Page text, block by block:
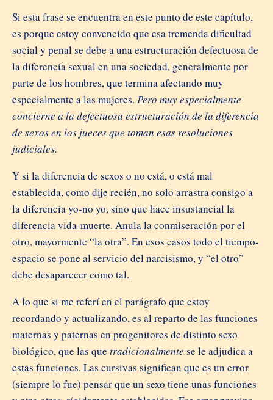
Si esta frase se encuentra en este punto de este capítulo,
es porque estoy convencido que esa tremenda dificultad
social y penal se debe a una estructuración defectuosa de
la diferencia sexual en una sociedad, generalmente por
parte de los hombres, que termina afectando muy
especialmente a las mujeres. Pero muy especialmente
concierne a la defectuosa estructuración de la diferencia
de sexos en los jueces que toman esas resoluciones
judiciales.
Y si la diferencia de sexos o no está, o está mal
establecida, como dije recién, no solo arrastra consigo a
la diferencia yo-no yo, sino que hace insustancial la
diferencia vida-muerte. Anula la conmiseración por el
otro, mayormente “la otra”. En esos casos todo el tiempo-
espacio se pone al servicio del narcisismo, y “el otro”
debe desaparecer como tal.
A lo que si me referí en el parágrafo que estoy
recordando y actualizando, es al reparto de las funciones
maternas y paternas en progenitores de distinto sexo
biológico, que las que tradicionalmente se le adjudica a
estas funciones. Las cursivas significan que es un error
(siempre lo fue) pensar que un sexo tiene unas funciones